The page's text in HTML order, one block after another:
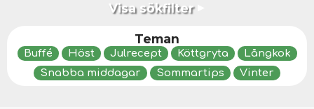
Visa sökfilter▼
Teman
Buffé Höst Julrecept Köttgryta
Långkok
Snabba middagar
Sommartips Vinter